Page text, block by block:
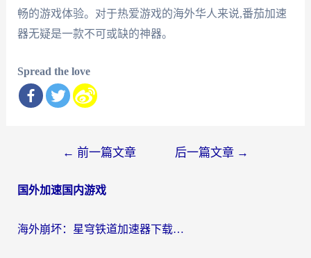
畅的游戏体验。对于热爱游戏的海外华人来说,番茄加速
器无疑是一款不可或缺的神器。
Spread the love
导
← 前一篇文章 后一篇文章 →
国外加速国内游戏
海外崩坏：星穹铁道加速器下载安装：一份给游子的终极网络指南